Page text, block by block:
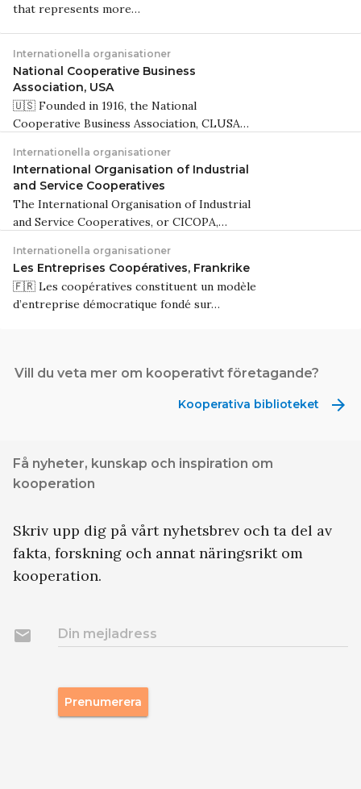
that represents more…
Internationella organisationer
National Cooperative Business
Association, USA
🇺🇸 Founded in 1916, the National
Cooperative Business Association, CLUSA…
Internationella organisationer
International Organisation of Industrial
and Service Cooperatives
The International Organisation of Industrial
and Service Cooperatives, or CICOPA,…
Internationella organisationer
Les Entreprises Coopératives, Frankrike
🇫🇷 Les coopératives constituent un modèle
d’entreprise démocratique fondé sur…
Vill du veta mer om kooperativt företagande?
Kooperativa biblioteket arrow_forward
Få nyheter, kunskap och inspiration om
kooperation
Skriv upp dig på vårt nyhetsbrev och ta del av
fakta, forskning och annat näringsrikt om
kooperation.
email Din mejladress
Prenumerera